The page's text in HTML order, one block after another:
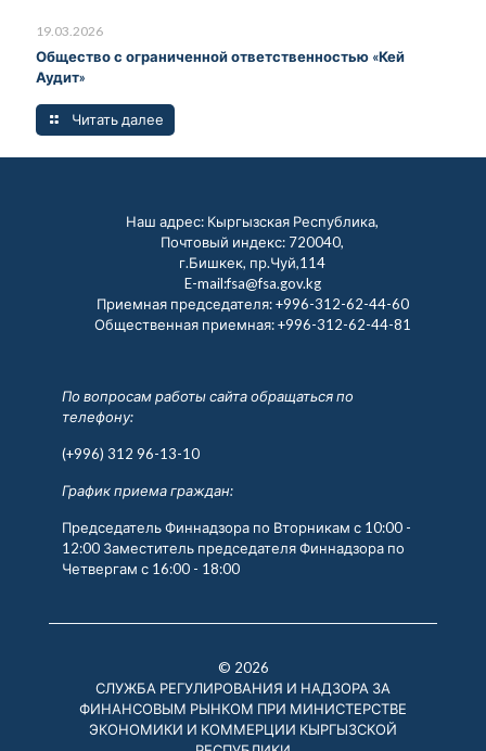
19.03.2026
Общество с ограниченной ответственностью «Кей
Аудит»
Читать далее
Наш адрес: Кыргызская Республика,
Почтовый индекс: 720040,
г.Бишкек, пр.Чуй,114
E-mail:fsa@fsa.gov.kg
Приемная председателя:+996-312-62-44-60
Общественная приемная:+996-312-62-44-81
По вопросам работы сайта обращаться по
телефону:
(+996) 312 96-13-10
График приема граждан:
Председатель Финнадзора по Вторникам с 10:00 -
12:00 Заместитель председателя Финнадзора по
Четвергам с 16:00 - 18:00
© 2026
СЛУЖБА РЕГУЛИРОВАНИЯ И НАДЗОРА ЗА
ФИНАНСОВЫМ РЫНКОМ ПРИ МИНИСТЕРСТВЕ
ЭКОНОМИКИ И КОММЕРЦИИ КЫРГЫЗСКОЙ